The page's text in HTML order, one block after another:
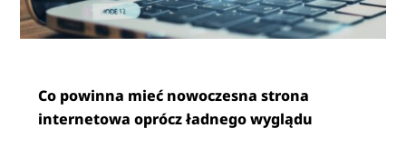
Co powinna mieć nowoczesna strona
internetowa oprócz ładnego wyglądu